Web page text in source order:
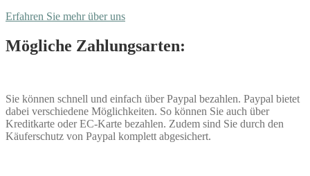
Erfahren Sie mehr über uns
Mögliche Zahlungsarten:
Sie können schnell und einfach über Paypal bezahlen. Paypal bietet
dabei verschiedene Möglichkeiten. So können Sie auch über
Kreditkarte oder EC-Karte bezahlen. Zudem sind Sie durch den
Käuferschutz von Paypal komplett abgesichert.